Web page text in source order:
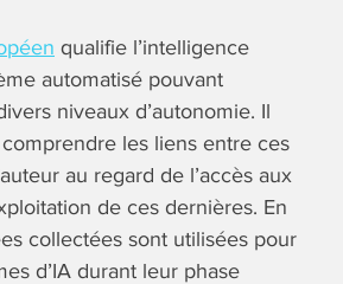
qualifie l’intelligence
automatisé pouvant
niveaux d’autonomie. Il
les liens entre ces
au regard de l’accès aux
de ces dernières. En
collectées sont utilisées pour
d’IA durant leur phase